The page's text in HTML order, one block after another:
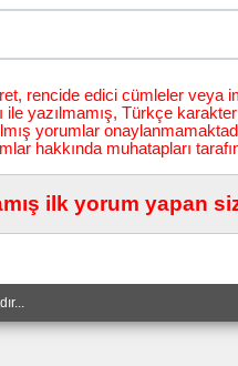
rencide edici cümleler veya
ile yazılmamış, Türkçe
yorumlar
hakkında muhatapları
ilk yorum yapan